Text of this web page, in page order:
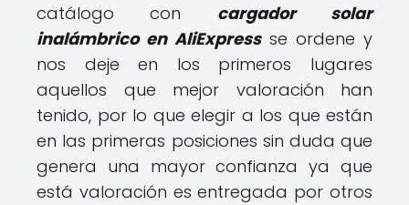
catálogo con cargador solar
inalámbrico en AliExpressse ordene y
nos deje en los primeros lugares
aquellos que mejor valoración han
tenido, por lo que elegir a los que están
en las primeras posiciones sin duda que
genera una mayor confianza ya que
está valoración es entregada por otros